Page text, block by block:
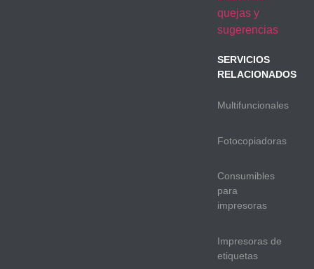
quejas y
sugerencias
SERVICIOS
RELACIONADOS
Multifuncionales
Fotocopiadoras
Consumibles
para
impresoras
Impresoras de
etiquetas